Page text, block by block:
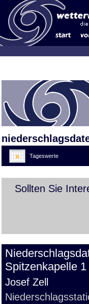
Tageswerte
Sollten Sie
Spitzenkapelle 1
Josef Zell